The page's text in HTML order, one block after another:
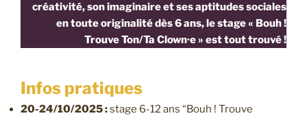
créativité, son imaginaire et ses aptitudes sociales
en toute originalité dès 6 ans, le stage « Bouh !
Trouve Ton/Ta Clown·e » est tout trouvé !
Infos pratiques
20-24/10/2025 :stage 6-12 ans “Bouh ! Trouve